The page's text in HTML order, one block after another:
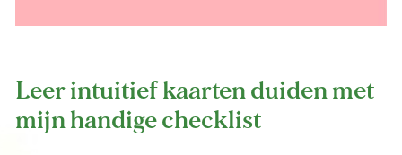
Leer intuitief kaarten duiden met
mijn handige checklist